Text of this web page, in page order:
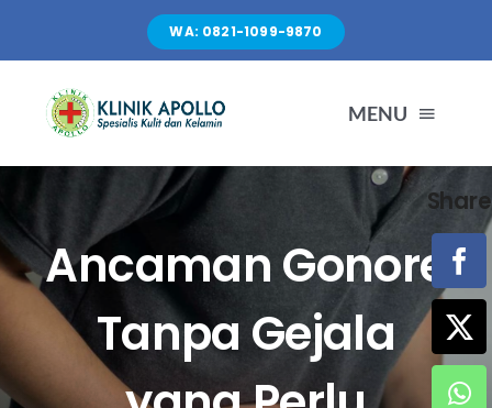
content
WA: 0821-1099-9870
MENU
LAYANAN
FASILITAS
Ancaman Gonore
Tanpa Gejala
Share